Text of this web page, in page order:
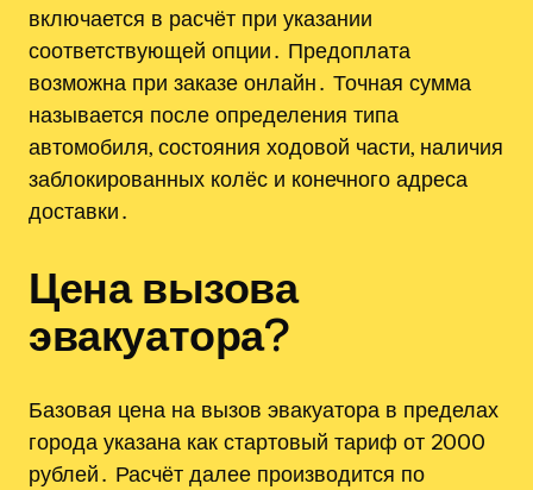
включается в расчёт при указании
соответствующей опции․ Предоплата
возможна при заказе онлайн․ Точная сумма
называется после определения типа
автомобиля, состояния ходовой части, наличия
заблокированных колёс и конечного адреса
доставки․
Цена вызова
эвакуатора?
Базовая цена на вызов эвакуатора в пределах
города указана как стартовый тариф от 2000
рублей․ Расчёт далее производится по